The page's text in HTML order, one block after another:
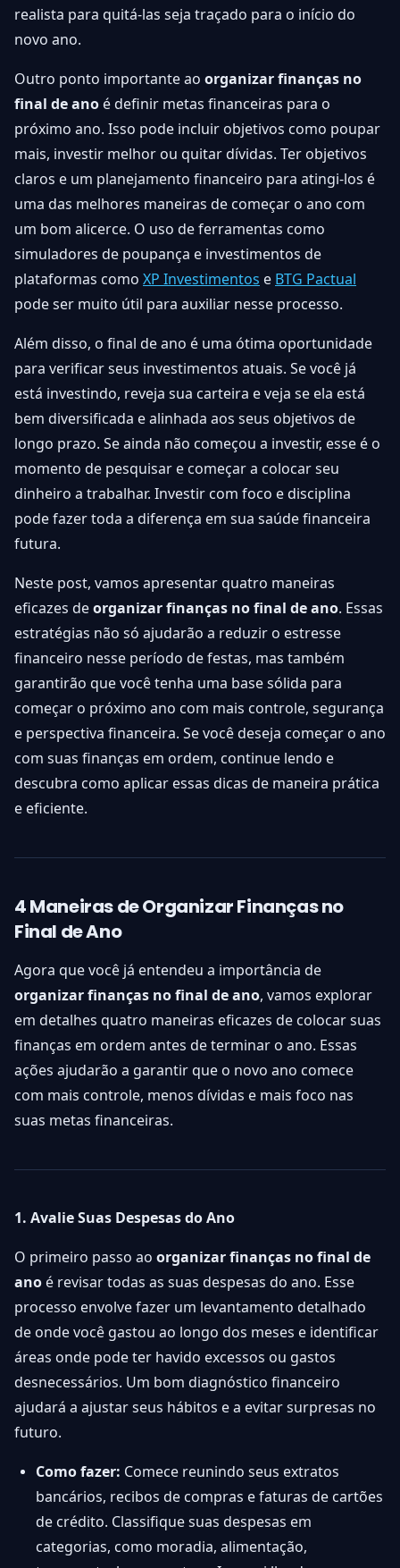
realista para quitá-las seja traçado para o início do
novo ano.
Outro ponto importante ao organizar finanças no
final de ano é definir metas financeiras para o
próximo ano. Isso pode incluir objetivos como poupar
mais, investir melhor ou quitar dívidas. Ter objetivos
claros e um planejamento financeiro para atingi-los é
uma das melhores maneiras de começar o ano com
um bom alicerce. O uso de ferramentas como
simuladores de poupança e investimentos de
plataformas como XP Investimentos e BTG Pactual
pode ser muito útil para auxiliar nesse processo.
Além disso, o final de ano é uma ótima oportunidade
para verificar seus investimentos atuais. Se você já
está investindo, reveja sua carteira e veja se ela está
bem diversificada e alinhada aos seus objetivos de
longo prazo. Se ainda não começou a investir, esse é o
momento de pesquisar e começar a colocar seu
dinheiro a trabalhar. Investir com foco e disciplina
pode fazer toda a diferença em sua saúde financeira
futura.
Neste post, vamos apresentar quatro maneiras
eficazes de organizar finanças no final de ano. Essas
estratégias não só ajudarão a reduzir o estresse
financeiro nesse período de festas, mas também
garantirão que você tenha uma base sólida para
começar o próximo ano com mais controle, segurança
e perspectiva financeira. Se você deseja começar o ano
com suas finanças em ordem, continue lendo e
descubra como aplicar essas dicas de maneira prática
e eficiente.
4 Maneiras de Organizar Finanças no
Final de Ano
Agora que você já entendeu a importância de
organizar finanças no final de ano, vamos explorar
em detalhes quatro maneiras eficazes de colocar suas
finanças em ordem antes de terminar o ano. Essas
ações ajudarão a garantir que o novo ano comece
com mais controle, menos dívidas e mais foco nas
suas metas financeiras.
1. Avalie Suas Despesas do Ano
O primeiro passo ao organizar finanças no final de
ano é revisar todas as suas despesas do ano. Esse
processo envolve fazer um levantamento detalhado
de onde você gastou ao longo dos meses e identificar
áreas onde pode ter havido excessos ou gastos
desnecessários. Um bom diagnóstico financeiro
ajudará a ajustar seus hábitos e a evitar surpresas no
futuro.
Como fazer: Comece reunindo seus extratos
bancários, recibos de compras e faturas de cartões
de crédito. Classifique suas despesas em
categorias, como moradia, alimentação,